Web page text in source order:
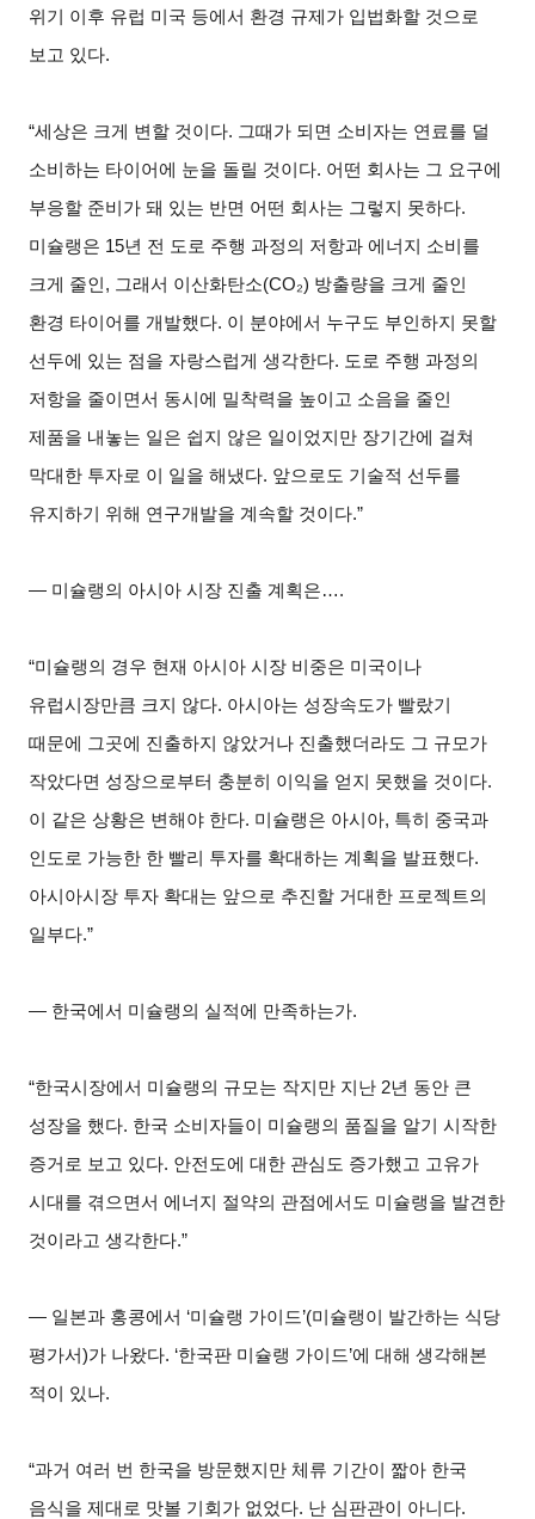
위기 이후 유럽 미국 등에서 환경 규제가 입법화할 것으로
보고 있다.
“세상은 크게 변할 것이다. 그때가 되면 소비자는 연료를 덜
소비하는 타이어에 눈을 돌릴 것이다. 어떤 회사는 그 요구에
부응할 준비가 돼 있는 반면 어떤 회사는 그렇지 못하다.
미슐랭은 15년 전 도로 주행 과정의 저항과 에너지 소비를
크게 줄인, 그래서 이산화탄소(CO₂) 방출량을 크게 줄인
환경 타이어를 개발했다. 이 분야에서 누구도 부인하지 못할
선두에 있는 점을 자랑스럽게 생각한다. 도로 주행 과정의
저항을 줄이면서 동시에 밀착력을 높이고 소음을 줄인
제품을 내놓는 일은 쉽지 않은 일이었지만 장기간에 걸쳐
막대한 투자로 이 일을 해냈다. 앞으로도 기술적 선두를
유지하기 위해 연구개발을 계속할 것이다.”
― 미슐랭의 아시아 시장 진출 계획은….
“미슐랭의 경우 현재 아시아 시장 비중은 미국이나
유럽시장만큼 크지 않다. 아시아는 성장속도가 빨랐기
때문에 그곳에 진출하지 않았거나 진출했더라도 그 규모가
작았다면 성장으로부터 충분히 이익을 얻지 못했을 것이다.
이 같은 상황은 변해야 한다. 미슐랭은 아시아, 특히 중국과
인도로 가능한 한 빨리 투자를 확대하는 계획을 발표했다.
아시아시장 투자 확대는 앞으로 추진할 거대한 프로젝트의
일부다.”
― 한국에서 미슐랭의 실적에 만족하는가.
“한국시장에서 미슐랭의 규모는 작지만 지난 2년 동안 큰
성장을 했다. 한국 소비자들이 미슐랭의 품질을 알기 시작한
증거로 보고 있다. 안전도에 대한 관심도 증가했고 고유가
시대를 겪으면서 에너지 절약의 관점에서도 미슐랭을 발견한
것이라고 생각한다.”
― 일본과 홍콩에서 ‘미슐랭 가이드’(미슐랭이 발간하는 식당
평가서)가 나왔다. ‘한국판 미슐랭 가이드’에 대해 생각해본
적이 있나.
“과거 여러 번 한국을 방문했지만 체류 기간이 짧아 한국
음식을 제대로 맛볼 기회가 없었다. 난 심판관이 아니다.